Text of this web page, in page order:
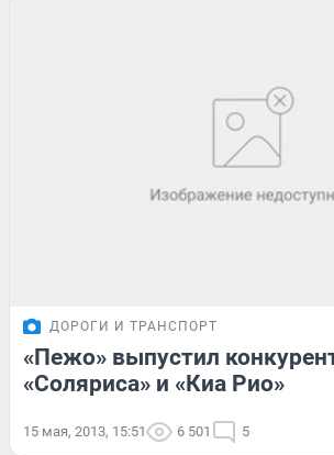
ДОРОГИ И ТРАНСПОРТ
«Пежо» выпустил
«Соляриса» и «Киа Рио»
15 мая, 2013, 15:51 6 501 5